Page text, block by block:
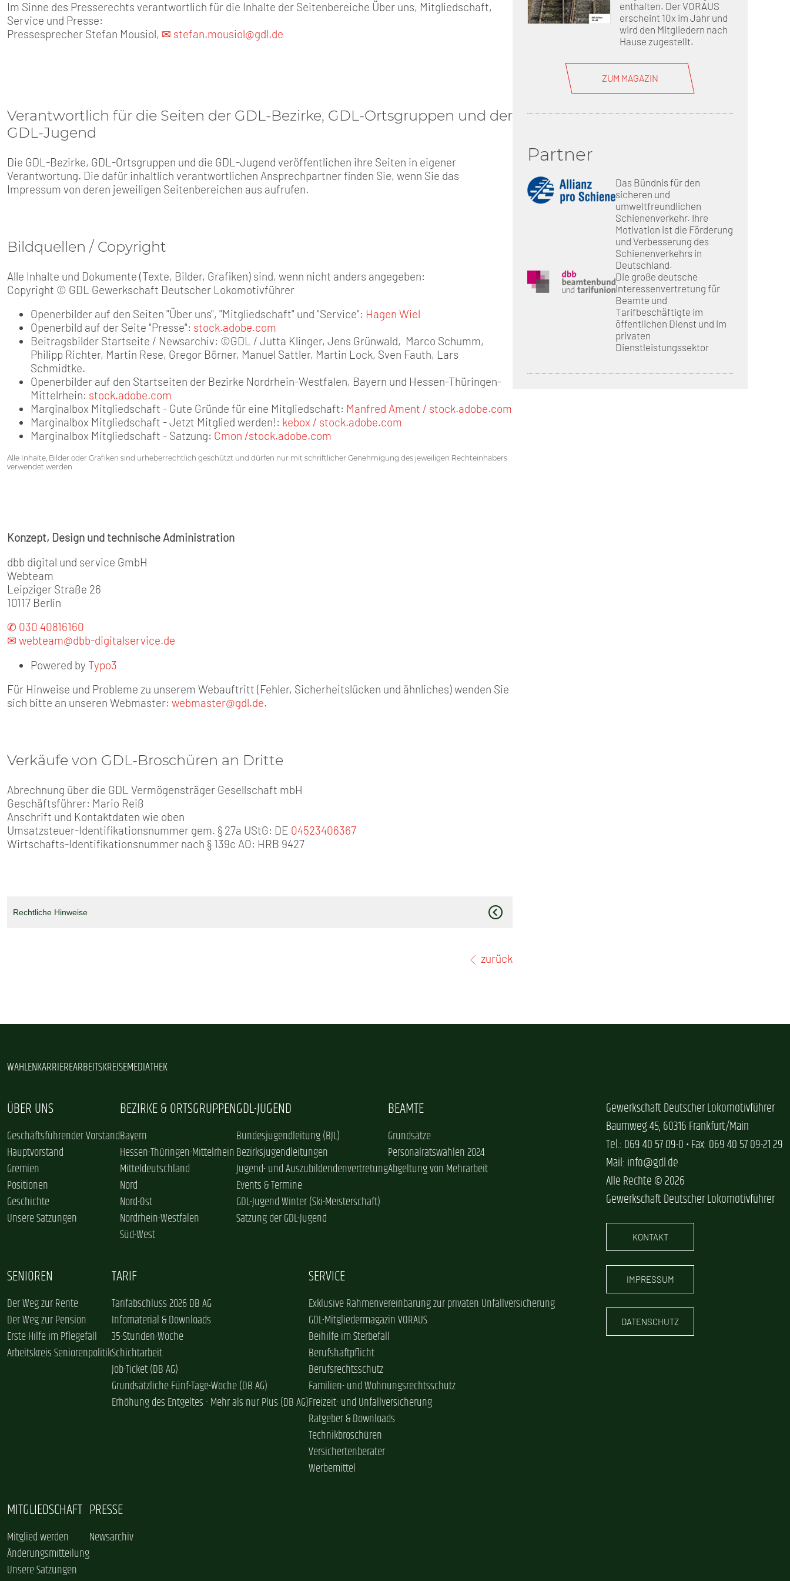
Im Sinne des Presserechts verantwortlich für die Inhalte der Seitenbereiche Über uns, Mitgliedschaft,
Service und Presse:
Pressesprecher Stefan Mousiol, ✉ stefan.mousiol@gdl.de
Verantwortlich für die Seiten der GDL-Bezirke, GDL-Ortsgruppen und der
GDL-Jugend
Die GDL-Bezirke, GDL-Ortsgruppen und die GDL-Jugend veröffentlichen ihre Seiten in eigener
Verantwortung. Die dafür inhaltlich verantwortlichen Ansprechpartner finden Sie, wenn Sie das
Impressum von deren jeweiligen Seitenbereichen aus aufrufen.
Bildquellen / Copyright
Alle Inhalte und Dokumente (Texte, Bilder, Grafiken) sind, wenn nicht anders angegeben:
Copyright © GDL Gewerkschaft Deutscher Lokomotivführer
Openerbilder auf den Seiten "Über uns", "Mitgliedschaft" und "Service": Hagen Wiel
Openerbild auf der Seite "Presse": stock.adobe.com
Beitragsbilder Startseite / Newsarchiv: ©GDL / Jutta Klinger, Jens Grünwald, Marco Schumm,
Philipp Richter, Martin Rese, Gregor Börner, Manuel Sattler, Martin Lock, Sven Fauth, Lars
Schmidtke.
Openerbilder auf den Startseiten der Bezirke Nordrhein-Westfalen, Bayern und Hessen-Thüringen-
Mittelrhein: stock.adobe.com
Marginalbox Mitgliedschaft - Gute Gründe für eine Mitgliedschaft: Manfred Ament / stock.adobe.com
Marginalbox Mitgliedschaft - Jetzt Mitglied werden!: kebox / stock.adobe.com
Marginalbox Mitgliedschaft - Satzung: Cmon /stock.adobe.com
Alle Inhalte, Bilder oder Grafiken sind urheberrechtlich geschützt und dürfen nur mit schriftlicher Genehmigung des jeweiligen Rechteinhabers
verwendet werden
Konzept, Design und technische Administration
dbb digital und service GmbH
Webteam
Leipziger Straße 26
10117 Berlin
✆ 030 40816160
✉ webteam@dbb-digitalservice.de
Powered by Typo3
Für Hinweise und Probleme zu unserem Webauftritt (Fehler, Sicherheitslücken und ähnliches) wenden Sie
sich bitte an unseren Webmaster: webmaster@gdl.de.
Verkäufe von GDL-Broschüren an Dritte
Abrechnung über die GDL Vermögensträger Gesellschaft mbH
Geschäftsführer: Mario Reiß
Anschrift und Kontaktdaten wie oben
Umsatzsteuer-Identifikationsnummer gem. § 27a UStG: DE 04523406367
Wirtschafts-Identifikationsnummer nach § 139c AO: HRB 9427
Rechtliche Hinweise
zurück
enthalten. Der VORAUS
erscheint 10x im Jahr und
wird den Mitgliedern nach
Hause zugestellt.
ZUM MAGAZIN
Partner
Das Bündnis für den
sicheren und
umweltfreundlichen
Schienenverkehr. Ihre
Motivation ist die Förderung
und Verbesserung des
Schienenverkehrs in
Deutschland.
Die große deutsche
Interessenvertretung für
Beamte und
Tarifbeschäftigte im
öffentlichen Dienst und im
privaten
Dienstleistungssektor
WAHLENKARRIEREARBEITSKREISEMEDIATHEK
ÜBER UNS
Geschäftsführender Vorstand
Hauptvorstand
Gremien
Positionen
Geschichte
Unsere Satzungen
BEZIRKE & ORTSGRUPPEN
Bayern
Hessen-Thüringen-Mittelrhein
Mitteldeutschland
Nord
Nord-Ost
Nordrhein-Westfalen
Süd-West
GDL-JUGEND
Bundesjugendleitung (BJL)
Bezirksjugendleitungen
Jugend- und Auszubildendenvertretung
Events & Termine
GDL-Jugend Winter (Ski-Meisterschaft)
Satzung der GDL-Jugend
BEAMTE
Grundsätze
Personalratswahlen 2024
Abgeltung von Mehrarbeit
SENIOREN
Der Weg zur Rente
Der Weg zur Pension
Erste Hilfe im Pflegefall
Arbeitskreis Seniorenpolitik
TARIF
Tarifabschluss 2026 DB AG
Infomaterial & Downloads
35-Stunden-Woche
Schichtarbeit
Job-Ticket (DB AG)
Grundsätzliche Fünf-Tage-Woche (DB AG)
Erhöhung des Entgeltes - Mehr als nur Plus (DB AG)
SERVICE
Exklusive Rahmenvereinbarung zur privaten Unfallversicherung
GDL-Mitgliedermagazin VORAUS
Beihilfe im Sterbefall
Berufshaftpflicht
Berufsrechtsschutz
Familien- und Wohnungsrechtsschutz
Freizeit- und Unfallversicherung
Ratgeber & Downloads
Technikbroschüren
Versichertenberater
Werbemittel
MITGLIEDSCHAFT
Mitglied werden
Änderungsmitteilung
Unsere Satzungen
PRESSE
Newsarchiv
Gewerkschaft Deutscher Lokomotivführer
Baumweg 45, 60316 Frankfurt/Main
Tel.: 069 40 57 09-0 • Fax: 069 40 57 09-21 29
Mail: info@gdl.de
Alle Rechte © 2026
Gewerkschaft Deutscher Lokomotivführer
KONTAKT
IMPRESSUM
DATENSCHUTZ